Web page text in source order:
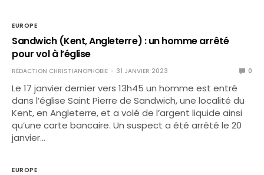
EUROPE
Sandwich (Kent, Angleterre) : un homme arrêté
pour vol à l’église
RÉDACTION CHRISTIANOPHOBIE 31 JANVIER 2023 0
Le 17 janvier dernier vers 13h45 un homme est entré
dans l’église Saint Pierre de Sandwich, une localité du
Kent, en Angleterre, et a volé de l’argent liquide ainsi
qu’une carte bancaire. Un suspect a été arrêté le 20
janvier…
EUROPE